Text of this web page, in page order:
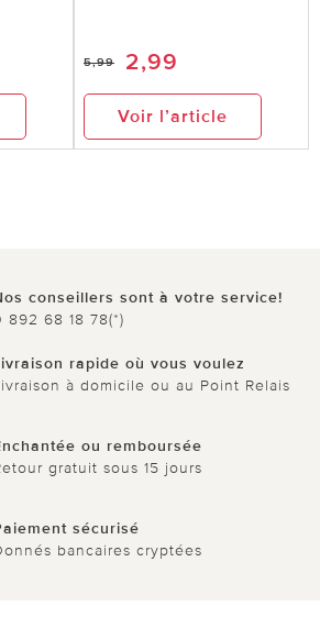
5,99 2,99
Voir l’article
conseillers sont à votre service!
892 68 18 78(*)
rapide où vous voulez
à domicile ou au Point Relais
ou remboursée
gratuit sous 15 jours
sécurisé
bancaires cryptées